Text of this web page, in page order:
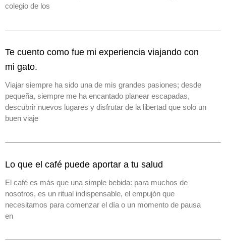
colegio de los
Te cuento como fue mi experiencia viajando con
mi gato.
Viajar siempre ha sido una de mis grandes pasiones; desde
pequeña, siempre me ha encantado planear escapadas,
descubrir nuevos lugares y disfrutar de la libertad que solo un
buen viaje
Lo que el café puede aportar a tu salud
El café es más que una simple bebida: para muchos de
nosotros, es un ritual indispensable, el empujón que
necesitamos para comenzar el día o un momento de pausa
en